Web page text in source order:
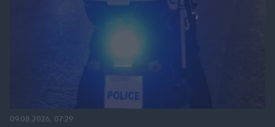
09.08.2026, 07:29